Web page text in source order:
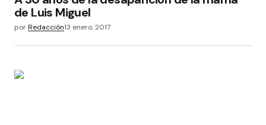
de Luis Miguel
porRedacción13 enero, 2017